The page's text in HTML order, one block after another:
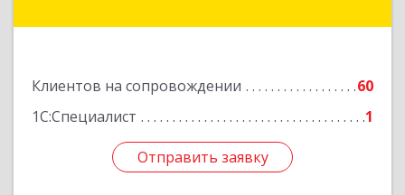
Клиентов на сопровождении
60
1С:Специалист
1
Отправить заявку
Отправить заявку